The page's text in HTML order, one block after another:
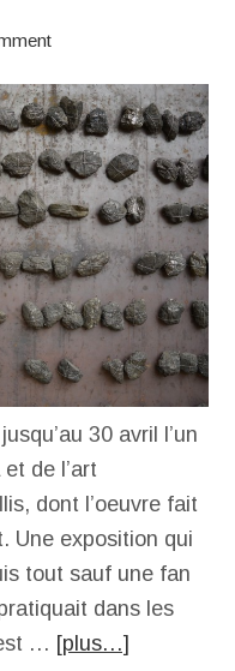
30 avril l’un
de l’art
dont l’oeuvre fait
Une exposition qui
tout sauf une fan
dans les
… [plus…]